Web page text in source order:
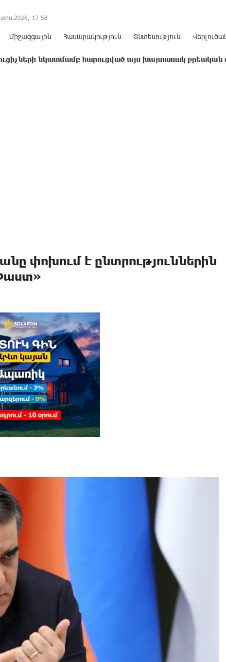
17 58
Միջազգային Հասարակություն Տնտեսություն
հարուցված այս խայտառակ քրեական
փոխում է ընտրություններին